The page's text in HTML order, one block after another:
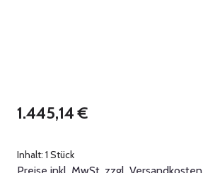
Regulärer Preis:
1.445,14 €
Inhalt: 1 Stück